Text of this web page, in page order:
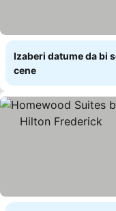
Izaberi datume da bi
cene